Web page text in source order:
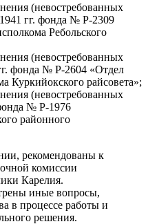
(невостребованных
гг. фонда № Р-2309
Ребольского
(невостребованных
фонда № Р-2604 «Отдел
Куркийокского райсовета»;
(невостребованных
№ Р-1976
районного
рекомендованы к
комиссии
Карелия.
иные вопросы,
в процессе работы и
решения.